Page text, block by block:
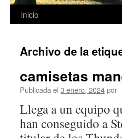
Saltar
contenido
Inicio
Archivo de la
camisetas
Publicada el 3 enero, 2024por
Llega a un equipo
han conseguido a